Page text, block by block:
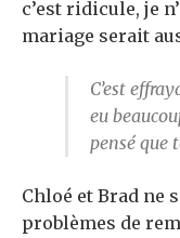
c’est ridicule, je
mariage serait
C’est
eu
pensé que
Chloé et Brad ne
problèmes de